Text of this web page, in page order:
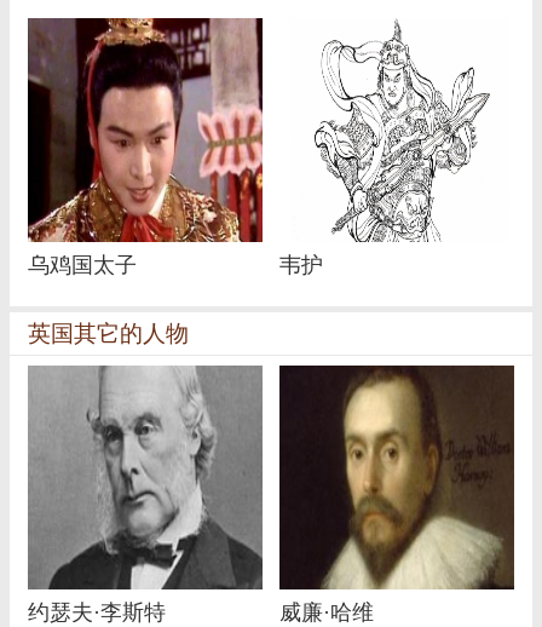
乌鸡国太子 韦护
英国其它的人物
约瑟夫·李斯特 威廉·哈维